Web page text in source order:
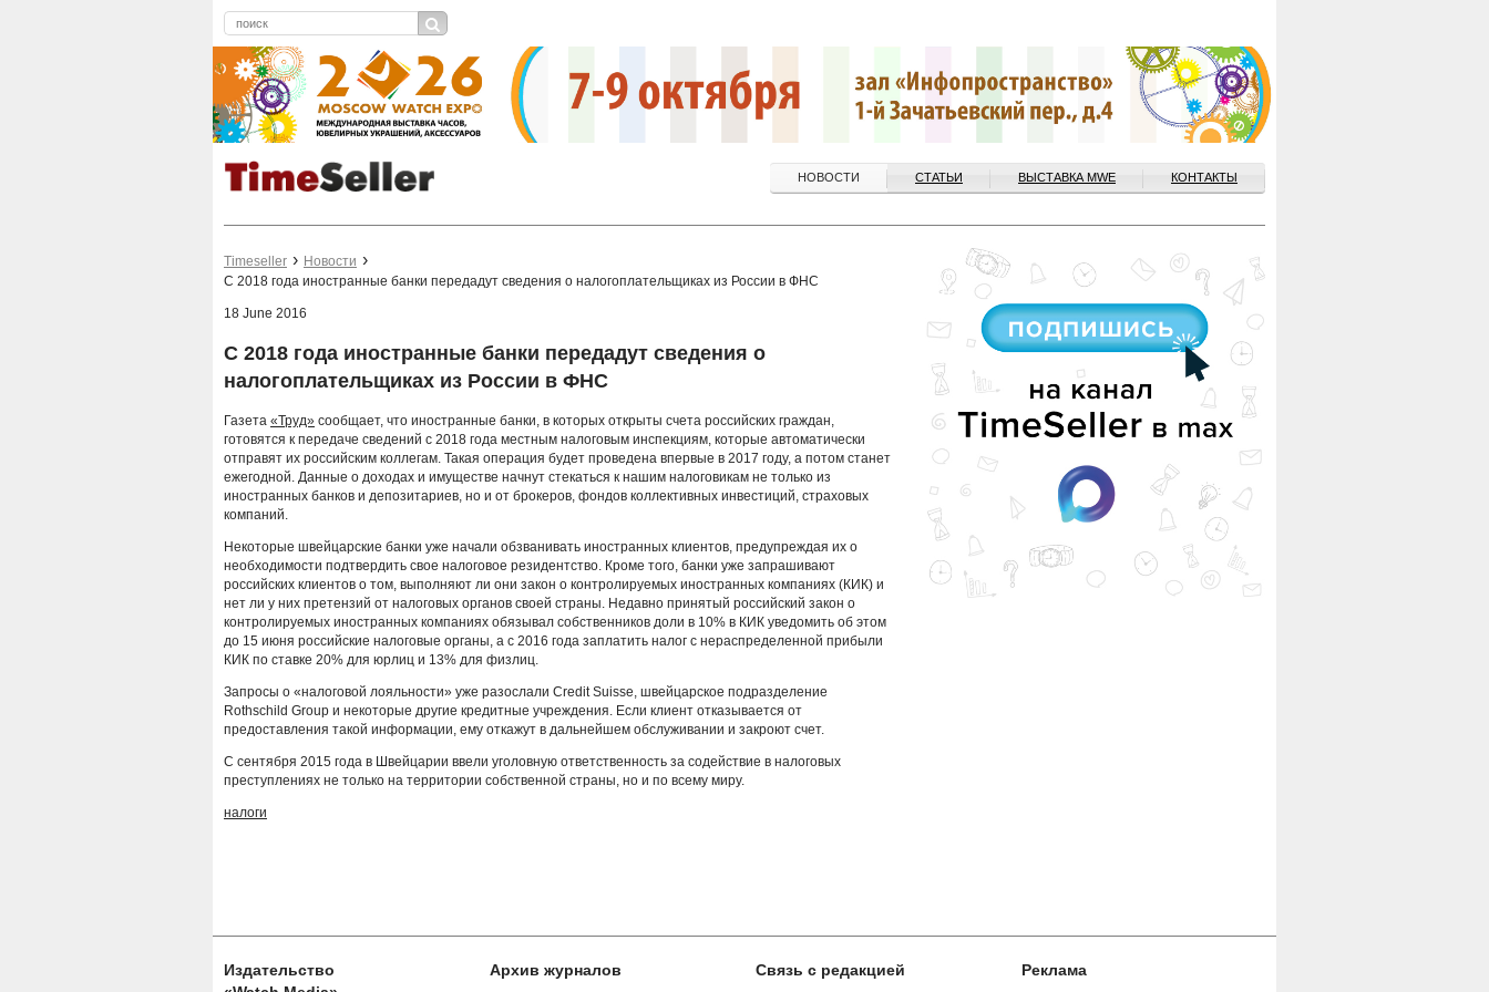
НОВОСТИ СТАТЬИ ВЫСТАВКА MWE КОНТАКТЫ
Timeseller
Новости
С 2018 года иностранные банки передадут сведения о налогоплательщиках из России в ФНС
18 June 2016
С 2018 года иностранные банки передадут сведения о
налогоплательщиках из России в ФНС
Газета «Труд» сообщает, что иностранные банки, в которых открыты счета российских граждан,
готовятся к передаче сведений с 2018 года местным налоговым инспекциям, которые автоматически
отправят их российским коллегам. Такая операция будет проведена впервые в 2017 году, а потом станет
ежегодной. Данные о доходах и имуществе начнут стекаться к нашим налоговикам не только из
иностранных банков и депозитариев, но и от брокеров, фондов коллективных инвестиций, страховых
компаний.
Некоторые швейцарские банки уже начали обзванивать иностранных клиентов, предупреждая их о
необходимости подтвердить свое налоговое резидентство. Кроме того, банки уже запрашивают
российских клиентов о том, выполняют ли они закон о контролируемых иностранных компаниях (КИК) и
нет ли у них претензий от налоговых органов своей страны. Недавно принятый российский закон о
контролируемых иностранных компаниях обязывал собственников доли в 10% в КИК уведомить об этом
до 15 июня российские налоговые органы, а с 2016 года заплатить налог с нераспределенной прибыли
КИК по ставке 20% для юрлиц и 13% для физлиц.
Запросы о «налоговой лояльности» уже разослали Credit Suisse, швейцарское подразделение
Rothschild Group и некоторые другие кредитные учреждения. Если клиент отказывается от
предоставления такой информации, ему откажут в дальнейшем обслуживании и закроют счет.
С сентября 2015 года в Швейцарии ввели уголовную ответственность за содействие в налоговых
преступлениях не только на территории собственной страны, но и по всему миру.
налоги
Издательство
Архив журналов Связь с редакцией Реклама